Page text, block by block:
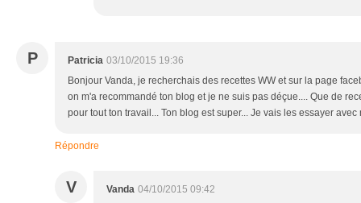
P Patricia 03/10/2015 19:36
Bonjour Vanda, je recherchais des recettes WW et sur la page
on m'a recommandé ton blog et je ne suis pas déçue.... Que de
pour tout ton travail... Ton blog est super... Je vais les essayer
Répondre
V Vanda 04/10/2015 09:42